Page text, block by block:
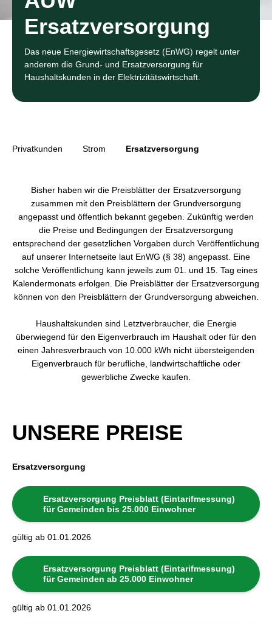
Ersatzversorgung
Das neue Energiewirtschaftsgesetz (EnWG) regelt unter
anderem die Grund- und Ersatzversorgung für
Haushaltskunden in der Elektrizitätswirtschaft.
Privatkunden Strom Ersatzversorgung
Bisher haben wir die Preisblätter der Ersatzversorgung
zusammen mit den Preisblättern der Grundversorgung
angepasst und öffentlich bekannt gegeben. Zukünftig werden
die Preise und Bedingungen der Ersatzversorgung
entsprechend der gesetzlichen Vorgaben durch Veröffentlichung
auf unserer Internetseite laut EnWG (§ 38) angepasst. Eine
solche Veröffentlichung kann jeweils zum 01. und 15. Tag eines
Kalendermonats erfolgen. Die Preisblätter der Ersatzversorgung
können von den Preisblättern der Grundversorgung abweichen.
Haushaltskunden sind Letztverbraucher, die Energie
überwiegend für den Eigenverbrauch im Haushalt oder für den
einen Jahresverbrauch von 10.000 kWh nicht übersteigenden
Eigenverbrauch für berufliche, landwirtschaftliche oder
gewerbliche Zwecke kaufen.
UNSERE PREISE
Ersatzversorgung
Ersatzversorgung Preisblatt (Eintarifmessung)
für Gemeinden bis 25.000 Einwohner
gültig ab 01.01.2026
Ersatzversorgung Preisblatt (Eintarifmessung)
für Gemeinden ab 25.000 Einwohner
gültig ab 01.01.2026